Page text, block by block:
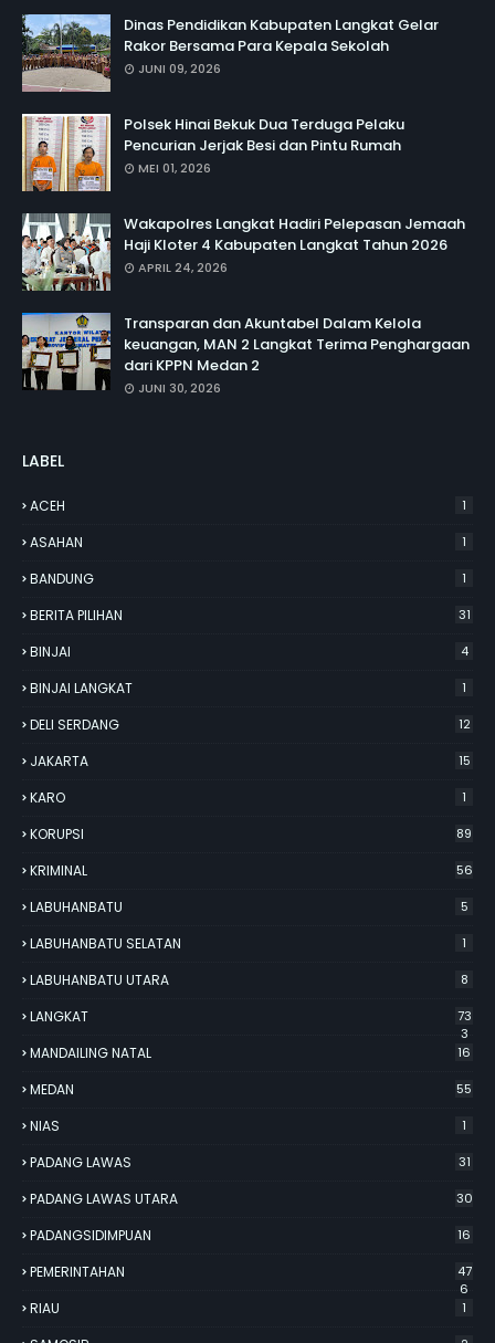
Dinas Pendidikan Kabupaten Langkat Gelar
Rakor Bersama Para Kepala Sekolah
JUNI 09, 2026
Polsek Hinai Bekuk Dua Terduga Pelaku
Pencurian Jerjak Besi dan Pintu Rumah
MEI 01, 2026
Wakapolres Langkat Hadiri Pelepasan Jemaah
Haji Kloter 4 Kabupaten Langkat Tahun 2026
APRIL 24, 2026
Transparan dan Akuntabel Dalam Kelola
keuangan, MAN 2 Langkat Terima Penghargaan
dari KPPN Medan 2
JUNI 30, 2026
LABEL
ACEH 1
ASAHAN 1
BANDUNG 1
BERITA PILIHAN 31
BINJAI 4
BINJAI LANGKAT 1
DELI SERDANG 12
JAKARTA 15
KARO 1
KORUPSI 89
KRIMINAL 56
LABUHANBATU 5
LABUHANBATU SELATAN 1
LABUHANBATU UTARA 8
LANGKAT
73
3
MANDAILING NATAL 16
MEDAN 55
NIAS 1
PADANG LAWAS 31
PADANG LAWAS UTARA 30
PADANGSIDIMPUAN 16
PEMERINTAHAN
47
6
RIAU 1